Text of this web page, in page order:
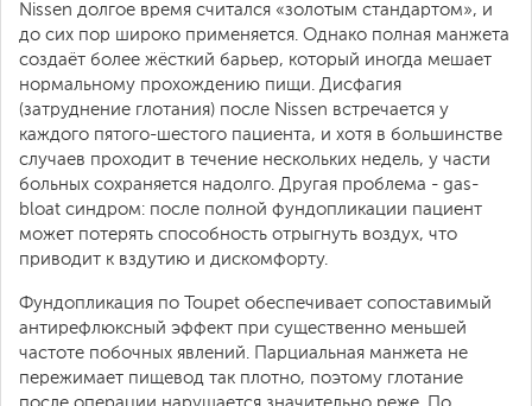
Nissen долгое время считался «золотым стандартом», и
до сих пор широко применяется. Однако полная манжета
создаёт более жёсткий барьер, который иногда мешает
нормальному прохождению пищи. Дисфагия
(затруднение глотания) после Nissen встречается у
каждого пятого-шестого пациента, и хотя в большинстве
случаев проходит в течение нескольких недель, у части
больных сохраняется надолго. Другая проблема - gas-
bloat синдром: после полной фундопликации пациент
может потерять способность отрыгнуть воздух, что
приводит к вздутию и дискомфорту.
Фундопликация по Toupet обеспечивает сопоставимый
антирефлюксный эффект при существенно меньшей
частоте побочных явлений. Парциальная манжета не
пережимает пищевод так плотно, поэтому глотание